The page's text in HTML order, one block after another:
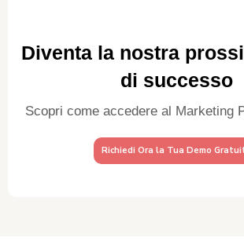
Diventa la nostra
di successo
Scopri come accedere al Marketing
Richiedi Ora la Tua Demo